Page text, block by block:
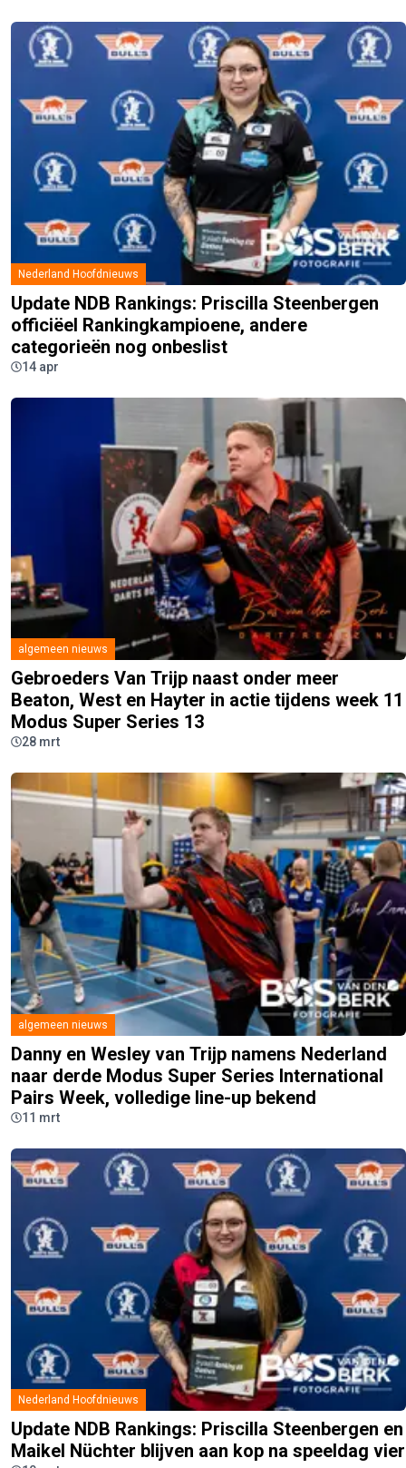
Nederland Hoofdnieuws
Update NDB Rankings: Priscilla Steenbergen
officiëel Rankingkampioene, andere
categorieën nog onbeslist
14 apr
algemeen nieuws
Gebroeders Van Trijp naast onder meer
Beaton, West en Hayter in actie tijdens week 11
Modus Super Series 13
28 mrt
algemeen nieuws
Danny en Wesley van Trijp namens Nederland
naar derde Modus Super Series International
Pairs Week, volledige line-up bekend
11 mrt
Nederland Hoofdnieuws
Update NDB Rankings: Priscilla Steenbergen en
Maikel Nüchter blijven aan kop na speeldag vier